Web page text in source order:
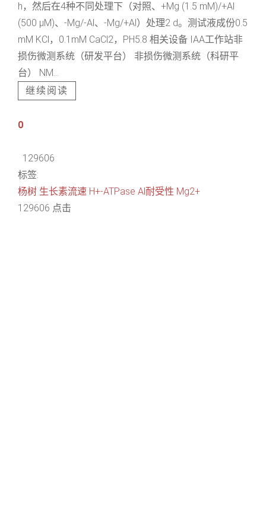
h，然后在4种不同处理下（对照、+Mg (1.5 mM)/+Al
(500 μM)、-Mg/-Al、-Mg/+Al）处理2 d。测试液成份0.5
mM KCl，0.1mM CaCl2，PH5.8 相关设备 IAA工作站非
损伤微测系统（研发平台） 非损伤微测系统（科研平
台） NM...
继续阅读
0
129606
标签:
杨树 生长素流速 H+-ATPase Al耐受性 Mg2+
129606 点击